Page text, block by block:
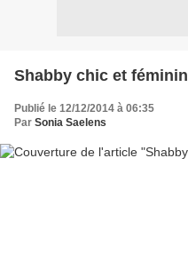
Shabby chic et féminin
Publié le 12/12/2014 à 06:35
Par Sonia Saelens